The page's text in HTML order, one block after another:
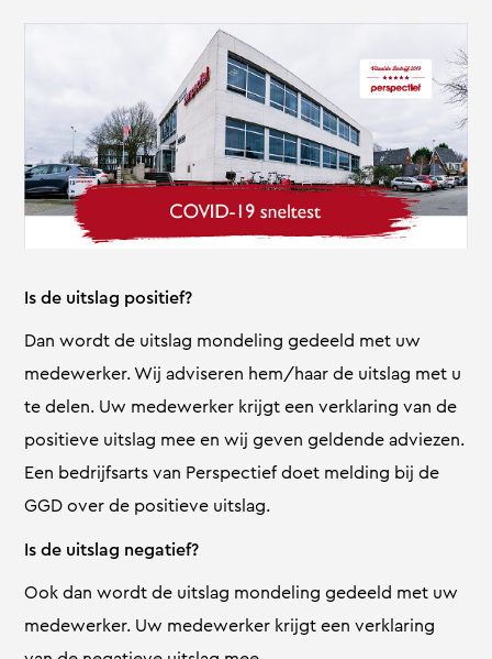
Is de uitslag positief?
Dan wordt de uitslag mondeling gedeeld met uw
medewerker. Wij adviseren hem/haar de uitslag met u
te delen. Uw medewerker krijgt een verklaring van de
positieve uitslag mee en wij geven geldende adviezen.
Een bedrijfsarts van Perspectief doet melding bij de
GGD over de positieve uitslag.
Is de uitslag negatief?
Ook dan wordt de uitslag mondeling gedeeld met uw
medewerker. Uw medewerker krijgt een verklaring